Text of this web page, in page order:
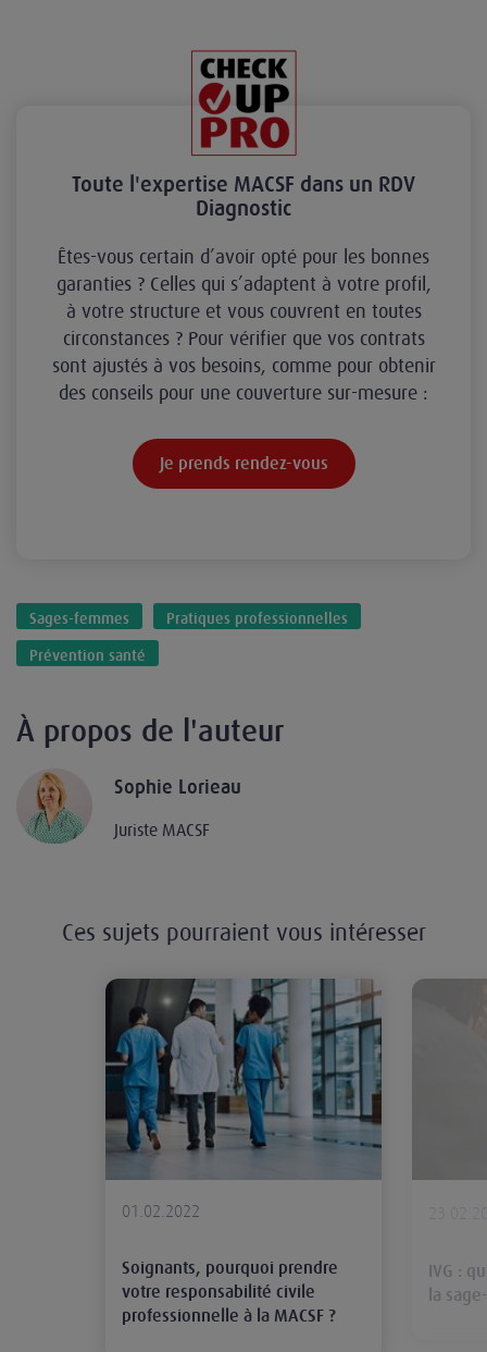
Toute l'expertise MACSF dans un RDV
Diagnostic
Êtes-vous certain d’avoir opté pour les bonnes
garanties ? Celles qui s’adaptent à votre profil,
à votre structure et vous couvrent en toutes
circonstances ? Pour vérifier que vos contrats
sont ajustés à vos besoins, comme pour obtenir
des conseils pour une couverture sur-mesure :
Je prends rendez-vous
Sages-femmes Pratiques professionnelles
Prévention santé
À propos de l'auteur
Sophie Lorieau
Juriste MACSF
Ces sujets pourraient vous intéresser
Soignants, pourquoi prendre
01.02.2022
Soignants, pourquoi prendre
votre responsabilité civile
professionnelle à la MACSF ?
IVG :
la